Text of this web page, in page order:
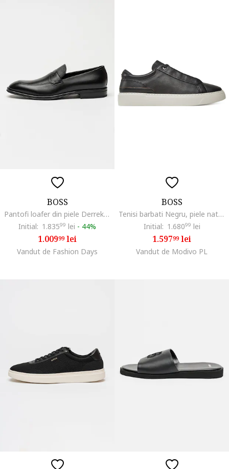
BOSS
Pantofi loafer din piele Derrek, Negru
Initial: 1.83599 lei - 44%
1.00999lei
Vandut de Fashion Days
BOSS
Tenisi barbati Negru, piele naturala
Initial: 1.68099 lei
1.59799lei
Vandut de Modivo PL